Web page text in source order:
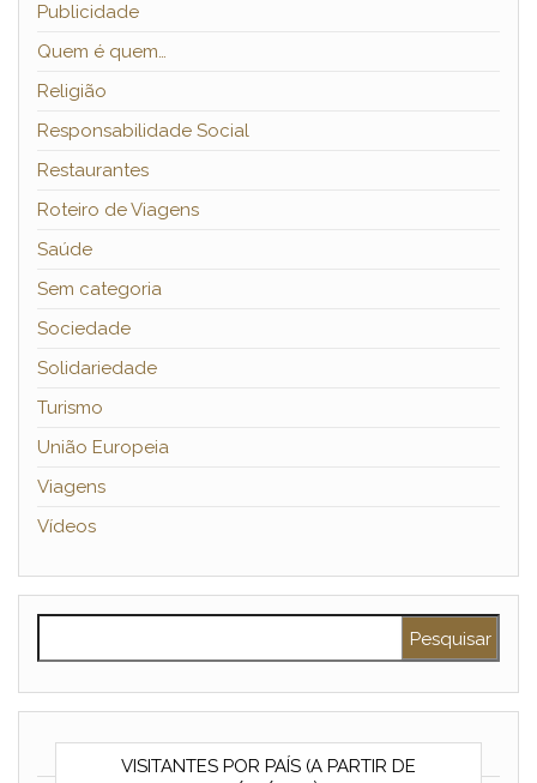
Publicidade
Quem é quem…
Religião
Responsabilidade Social
Restaurantes
Roteiro de Viagens
Saúde
Sem categoria
Sociedade
Solidariedade
Turismo
União Europeia
Viagens
Vídeos
VISITANTES POR PAÍS (A PARTIR DE